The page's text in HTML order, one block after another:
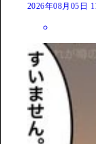
2026年08月05日